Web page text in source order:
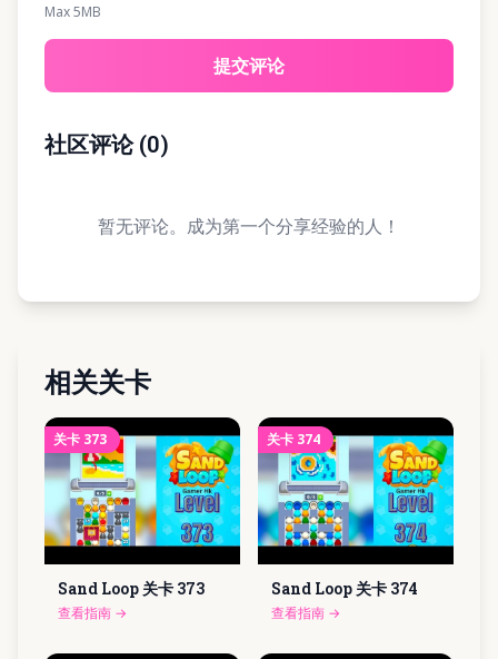
Max 5MB
提交评论
社区评论(0)
暂无评论。成为第一个分享经验的人！
相关关卡
关卡 373
Sand Loop 关卡 373
查看指南 →
关卡 374
Sand Loop 关卡 374
查看指南 →